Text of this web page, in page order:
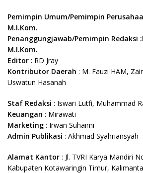
Pemimpin Umum/Pemimpin
M.I.Kom.
Penanggungjawab/Pemimpin Redaksi
M.I.Kom.
Editor : RD Jray
Kontributor Daerah : M. Fauzi HAM,
Uswatun Hasanah
Staf Redaksi : Iswari Lutfi, Muhammad
Keuangan : Mirawati
Marketing : Irwan Suhaimi
Admin Publikasi : Akhmad Syahriansyah
Alamat Kantor : Jl. TVRI Karya Mandiri
Kabupaten Kotawaringin Timur,